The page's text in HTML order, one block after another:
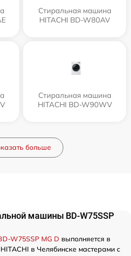
Стиральная машина
HITACHI BD-W80AV
Стиральная машина
HITACHI BD-W90WV
больше
машины BD-W75SSP
W75SSP MG D выполняется в
в Челябинске мастерами с